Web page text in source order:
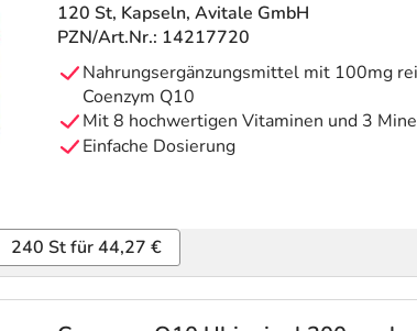
120 St, Kapseln, Avitale GmbH
PZN/Art.Nr.: 14217720
Nahrungsergänzungsmittel mit 100mg
Coenzym Q10
Mit 8 hochwertigen Vitaminen und 3
Einfache Dosierung
240 St für 44,27 €